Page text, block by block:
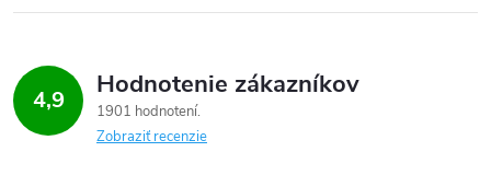
p
r
v 4,9 Hodnotenie zákazníkov
1901 hodnotení
Zobraziť recenzie